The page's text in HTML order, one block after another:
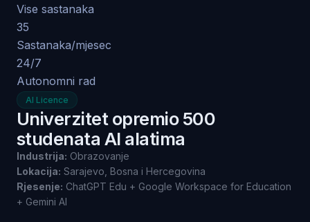
Vise sastanaka
35
Sastanaka/mjesec
24/7
Autonomni rad
AI Licence
Univerzitet opremio 500
studenata AI alatima
Industrija: Obrazovanje
Lokacija: Sarajevo, Bosna i Hercegovina
Rjesenje: ChatGPT Edu + Google Workspace for Education
+ Gemini AI